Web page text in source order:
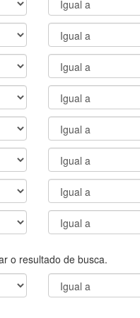
o resultado de busca.